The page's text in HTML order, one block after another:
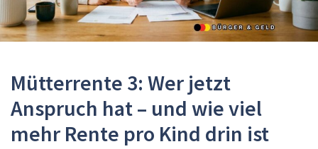
Mütterrente 3: Wer jetzt
Anspruch hat – und wie viel
mehr Rente pro Kind drin ist